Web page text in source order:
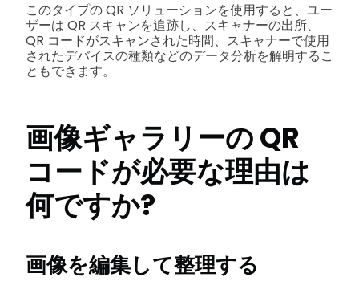
このタイプの QR ソリューションを使用すると、ユー
ザーは QR スキャンを追跡し、スキャナーの出所、
QR コードがスキャンされた時間、スキャナーで使用
されたデバイスの種類などのデータ分析を解明するこ
ともできます。
画像ギャラリーの QR
コードが必要な理由は
何ですか?
画像を編集して整理する